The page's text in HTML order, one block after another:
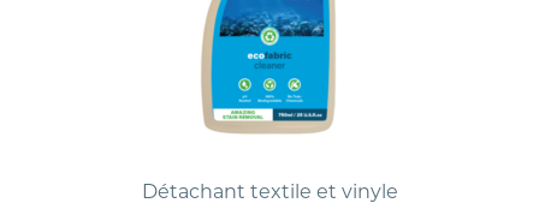
Détachant textile et vinyle